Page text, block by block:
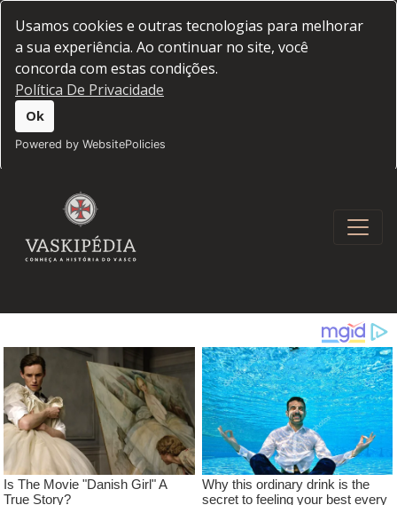
Usamos cookies e outras tecnologias para melhorar
a sua experiência. Ao continuar no site, você
concorda com estas condições.
Política De Privacidade
Ok
Powered by WebsitePolicies